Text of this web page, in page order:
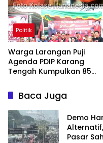
Politik
Warga Larangan Puji
Agenda PDIP Karang
Tengah Kumpulkan 85
Baca Juga
Demo
Pasar